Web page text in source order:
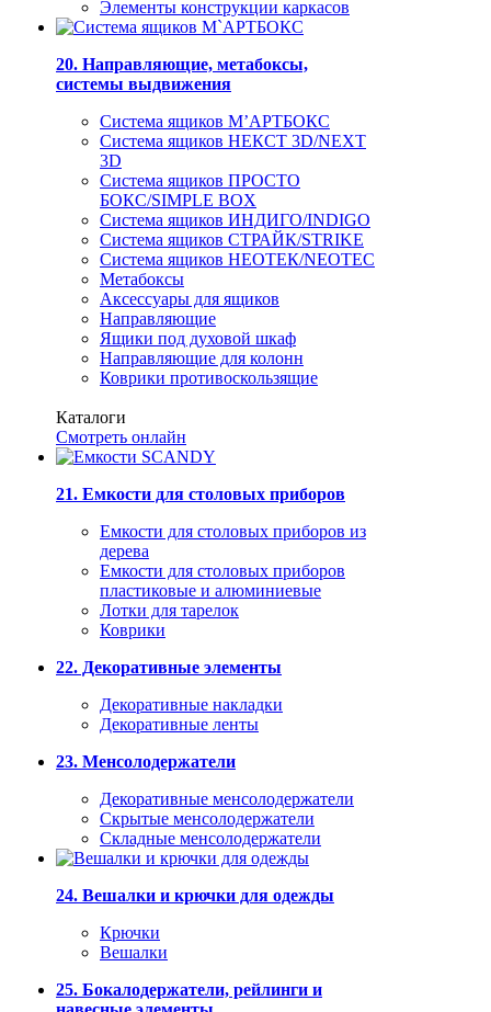
Элементы конструкции каркасов
20. Направляющие, метабоксы,
системы выдвижения
Система ящиков М’АРТБОКС
Система ящиков НЕКСТ 3D/NEXT
3D
Система ящиков ПРОСТО
БОКС/SIMPLE BOX
Система ящиков ИНДИГО/INDIGO
Система ящиков СТРАЙК/STRIKE
Система ящиков НЕОТЕК/NEOTEC
Метабоксы
Аксессуары для ящиков
Направляющие
Ящики под духовой шкаф
Направляющие для колонн
Коврики противоскользящие
Каталоги
Смотреть онлайн
21. Емкости для столовых приборов
Емкости для столовых приборов из
дерева
Емкости для столовых приборов
пластиковые и алюминиевые
Лотки для тарелок
Коврики
22. Декоративные элементы
Декоративные накладки
Декоративные ленты
23. Менсолодержатели
Декоративные менсолодержатели
Скрытые менсолодержатели
Складные менсолодержатели
24. Вешалки и крючки для одежды
Крючки
Вешалки
25. Бокалодержатели, рейлинги и